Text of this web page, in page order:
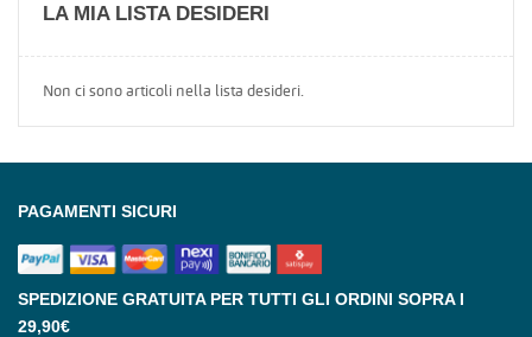
LA MIA LISTA DESIDERI
Non ci sono articoli nella lista desideri.
PAGAMENTI SICURI
SPEDIZIONE GRATUITA PER TUTTI GLI ORDINI SOPRA I
29,90€